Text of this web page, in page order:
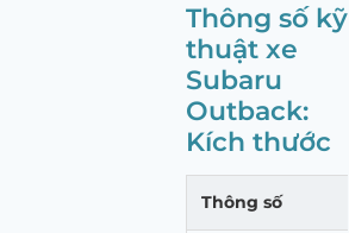
Thông số kỹ
thuật xe
Subaru
Outback:
Kích thước
Thông số